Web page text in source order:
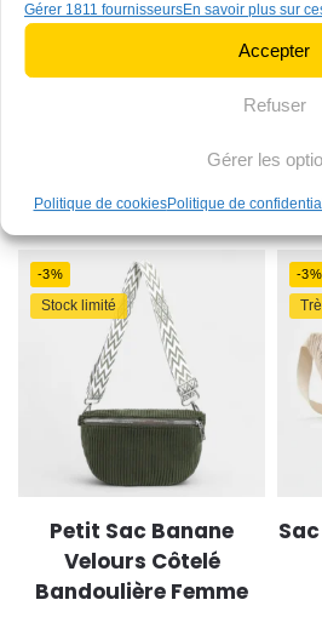
Gérer 1811 fournisseursEn savoir plus sur
Accepter
Refuser
Gérer les
Politique de cookiesPolitique de
39,90€ 38,90€
-3%
Stock limité
Petit Sac Banane
Velours Côtelé
Bandoulière Femme
-3%